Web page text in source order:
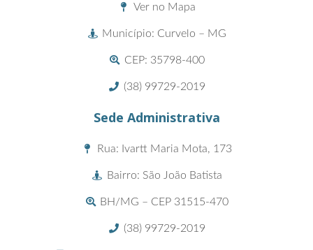
Ver no Mapa
Município: Curvelo – MG
CEP: 35798-400
(38) 99729-2019
Sede Administrativa
Rua: Ivartt Maria Mota, 173
Bairro: São João Batista
BH/MG – CEP 31515-470
(38) 99729-2019